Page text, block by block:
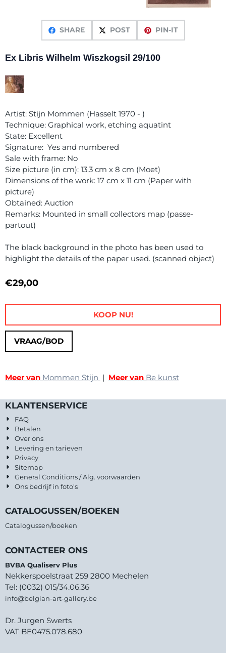
SHARE POST PIN-IT
Ex Libris Wilhelm Wiszkogsil 29/100
Artist: Stijn Mommen (Hasselt 1970 - )
Technique: Graphical work, etching aquatint
State: Excellent
Signature: Yes and numbered
Sale with frame: No
Size picture (in cm): 13.3 cm x 8 cm (Moet)
Dimensions of the work: 17 cm x 11 cm (Paper with
picture)
Obtained: Auction
Remarks: Mounted in small collectors map (passe-
partout)
The black background in the photo has been used to
highlight the details of the paper used. (scanned object)
€29,00
VRAAG/BOD
KOOP NU!
Meer van Mommen Stijn | Meer van Be kunst
KLANTENSERVICE
FAQ
Betalen
Over ons
Levering en tarieven
Privacy
Sitemap
General Conditions / Alg. voorwaarden
Ons bedrijf in foto's
CATALOGUSSEN/BOEKEN
Catalogussen/boeken
CONTACTEER ONS
BVBA Qualiserv Plus
Nekkerspoelstraat 259 2800 Mechelen
Tel: (0032) 015/34.06.36
info@belgian-art-gallery.be
Dr. Jurgen Swerts
VAT BE0475.078.680